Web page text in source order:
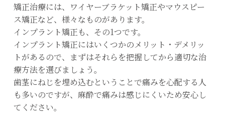
矯正治療には、ワイヤーブラケット矯正やマウスピー
ス矯正など、様々なものがあります。
インプラント矯正も、その1つです。
インプラント矯正にはいくつかのメリット・デメリッ
トがあるので、まずはそれらを把握してから適切な治
療方法を選びましょう。
歯茎にねじを埋め込むということで痛みを心配する人
も多いのですが、麻酔で痛みは感じにくいため安心し
てください。